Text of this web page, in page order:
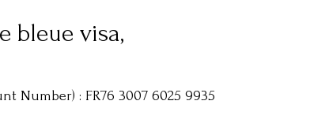
bleue visa,
Number) : FR76 3007 6025 9935